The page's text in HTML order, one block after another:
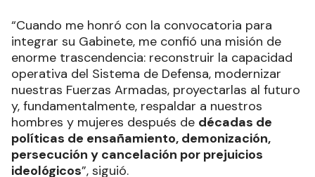
“Cuando me honró con la convocatoria para
integrar su Gabinete, me confió una misión de
enorme trascendencia: reconstruir la capacidad
operativa del Sistema de Defensa, modernizar
nuestras Fuerzas Armadas, proyectarlas al futuro
y, fundamentalmente, respaldar a nuestros
hombres y mujeres después de décadas de
políticas de ensañamiento, demonización,
persecución y cancelación por prejuicios
ideológicos”, siguió.